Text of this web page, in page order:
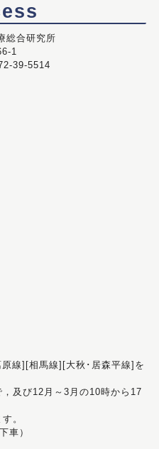
総合研究所
1
39-5514
線][相馬線][大秋･居森平線]を
及び12月～3月の10時から17
。
車）